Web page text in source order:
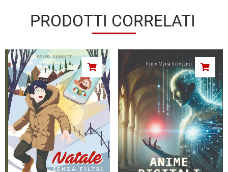
PRODOTTI CORRELATI